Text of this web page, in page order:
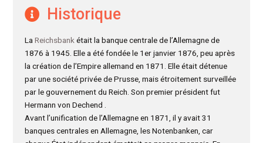
Historique
LaReichsbank était la banque centrale de l’Allemagne de
1876 à 1945. Elle a été fondée le 1er janvier 1876, peu après
la création de l’Empire allemand en 1871. Elle était détenue
par une société privée de Prusse, mais étroitement surveillée
par le gouvernement du Reich. Son premier président fut
Hermann von Dechend .
Avant l’unification de l’Allemagne en 1871, il y avait 31
banques centrales en Allemagne, les Notenbanken, car